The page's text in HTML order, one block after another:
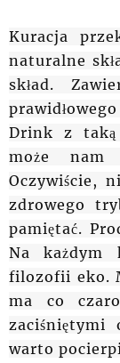
Kuracja
naturalne
skład.
Drink z taką
może nam
Oczywiście,
zdrowego
pamiętać.
Na każdym
filozofii eko.
ma co
warto